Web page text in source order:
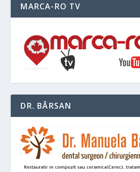
MARCA-RO TV
DR. BÂRSAN